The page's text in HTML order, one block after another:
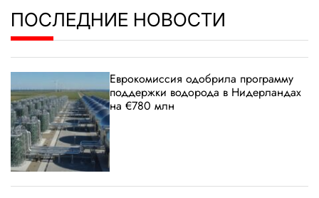
ПОСЛЕДНИЕ НОВОСТИ
Еврокомиссия одобрила программу
поддержки водорода в Нидерландах
на €780 млн